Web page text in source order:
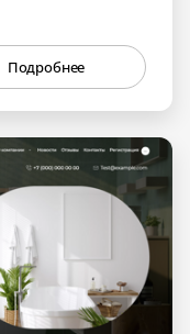
Подробнее